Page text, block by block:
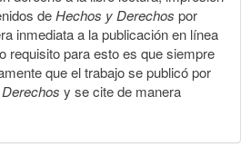
deHechos y Derechos por
inmediata a la publicación en línea
requisito para esto es que siempre
que el trabajo se publicó por
y se cite de manera